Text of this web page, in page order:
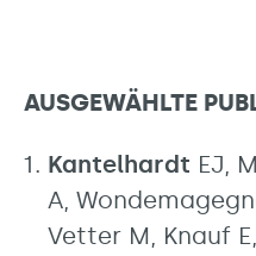
AUSGEWÄHLTE
Kantelhardt EJ,
A,
Vetter M, Knauf